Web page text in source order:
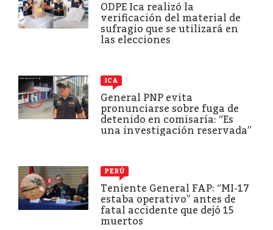
ODPE Ica realizó la
verificación del material de
sufragio que se utilizará en
las elecciones
ICA
General PNP evita
pronunciarse sobre fuga de
detenido en comisaría: “Es
una investigación reservada”
PERÚ
Teniente General FAP: “MI-17
estaba operativo” antes de
fatal accidente que dejó 15
muertos